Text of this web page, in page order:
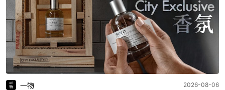
一物 2026-08-06